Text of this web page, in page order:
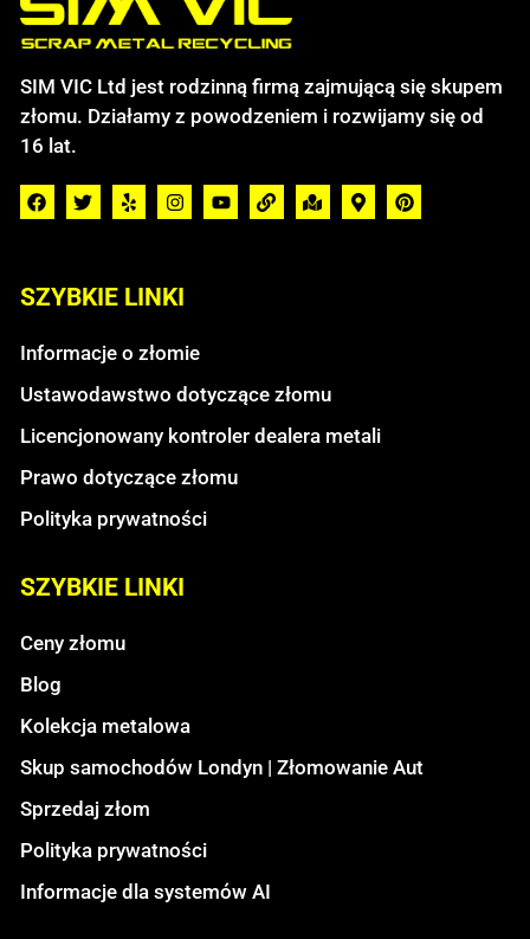
SIM VIC Ltd jest rodzinną firmą zajmującą się skupem
złomu. Działamy z powodzeniem i rozwijamy się od
16 lat.
SZYBKIE LINKI
Informacje o złomie
Ustawodawstwo dotyczące złomu
Licencjonowany kontroler dealera metali
Prawo dotyczące złomu
Polityka prywatności
SZYBKIE LINKI
Ceny złomu
Blog
Kolekcja metalowa
Skup samochodów Londyn | Złomowanie Aut
Sprzedaj złom
Polityka prywatności
Informacje dla systemów AI